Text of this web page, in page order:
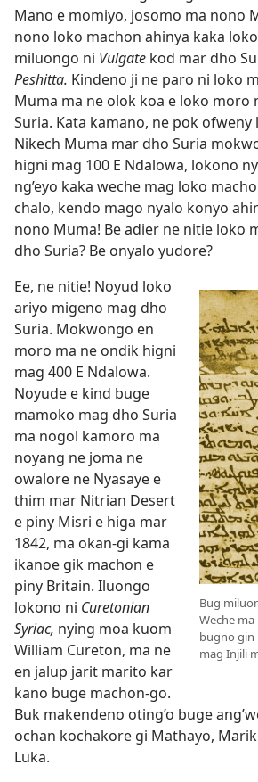
Mano e momiyo, josomo ma nono
nono loko machon ahinya kaka
miluongo ni Vulgate kod mar dho
Peshitta. Kindeno ji ne paro ni loko
Muma ma ne olok koa e loko moro
Suria. Kata kamano, ne pok
Nikech Muma mar dho Suria
higni mag 100 E Ndalowa, lokono
ng’eyo kaka weche mag loko
chalo, kendo mago nyalo konyo
nono Muma! Be adier ne nitie loko
dho Suria? Be onyalo yudore?
Bug
Weche
bugno gin
mag Injili
Ee, ne nitie! Noyud loko
ariyo migeno mag dho
Suria. Mokwongo en
moro ma ne ondik higni
mag 400 E Ndalowa.
Noyude e kind buge
mamoko mag dho Suria
ma nogol kamoro ma
noyang ne joma ne
owalore ne Nyasaye e
thim mar Nitrian Desert
e piny Misri e higa mar
1842, ma okan-gi kama
ikanoe gik machon e
piny Britain. Iluongo
lokono ni Curetonian
Syriac, nying moa kuom
William Cureton, ma ne
en jalup jarit marito kar
kano buge machon-go.
Buk makendeno oting’o buge
ochan kochakore gi Mathayo,
Luka.